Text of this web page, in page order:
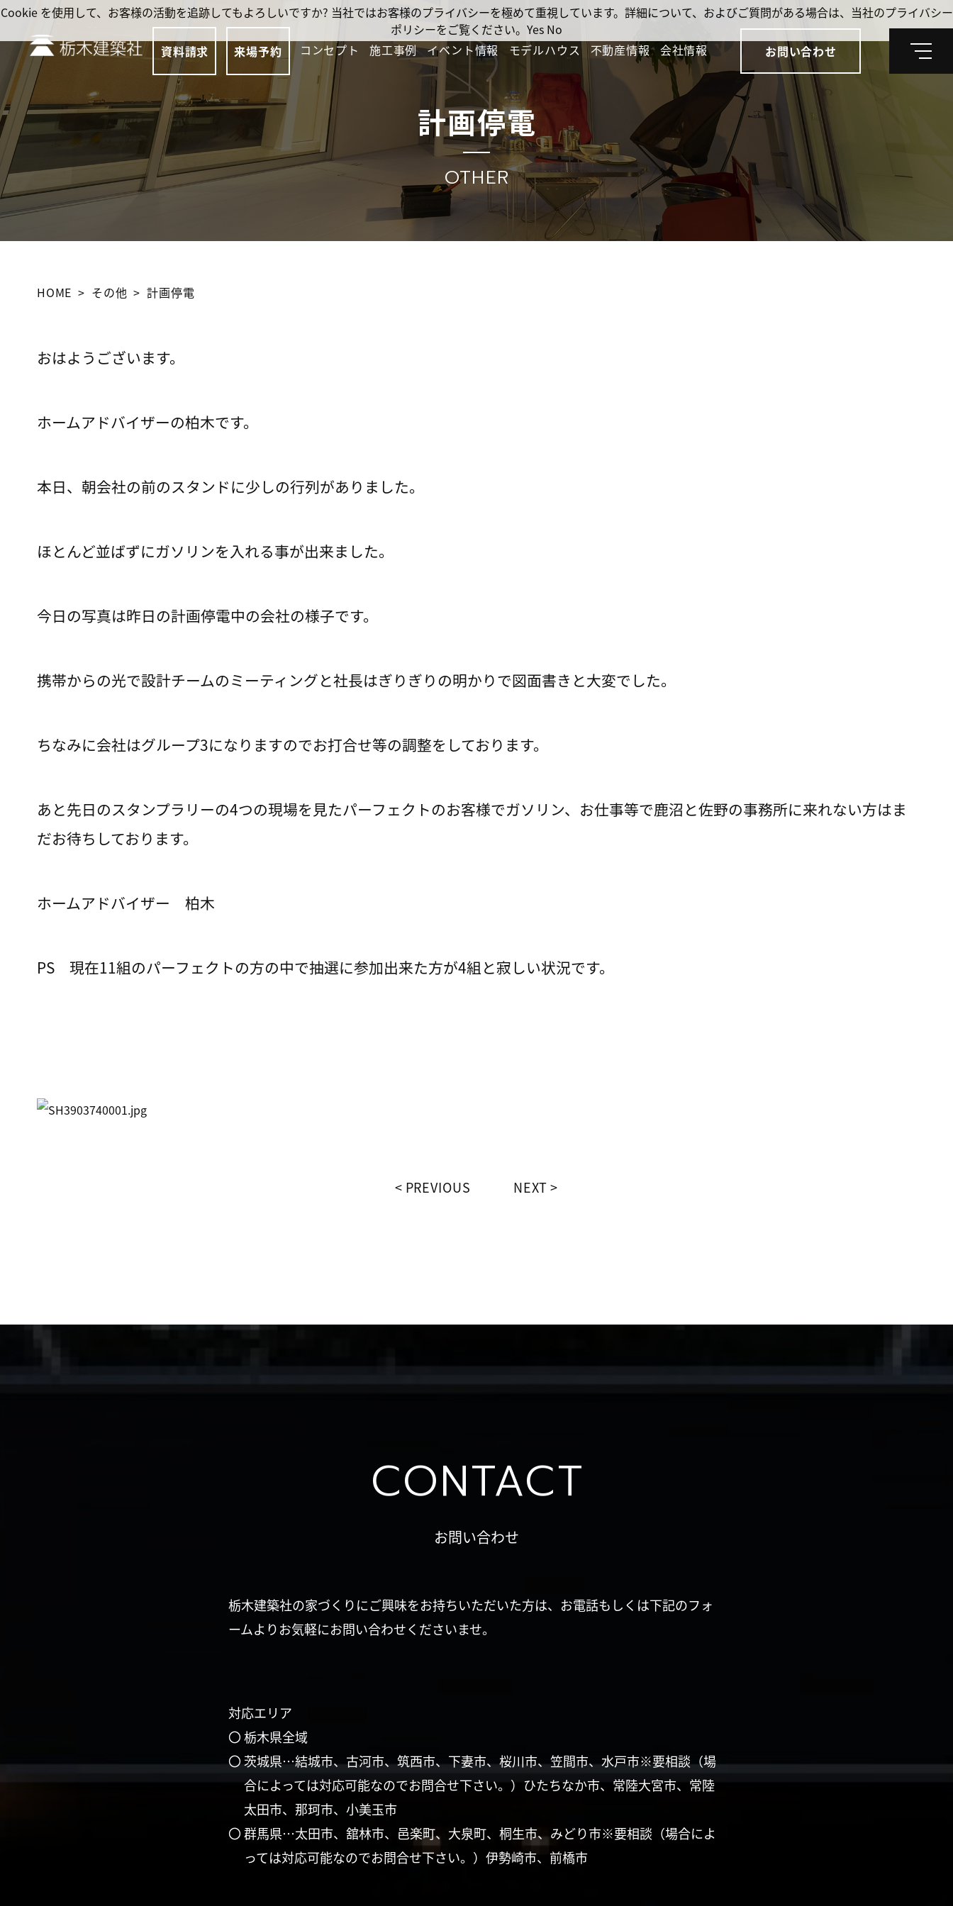
資料請求 来場予約 コンセプト 施工事例 イベント情報 モデルハウス 不動産情報 会社情報 お問い合わせ
メ
計画停電
OTHER
HOME その他 計画停電
おはようございます。
ホームアドバイザーの柏木です。
本日、朝会社の前のスタンドに少しの行列がありました。
ほとんど並ばずにガソリンを入れる事が出来ました。
今日の写真は昨日の計画停電中の会社の様子です。
携帯からの光で設計チームのミーティングと社長はぎりぎりの明かりで図面書きと大変でした。
ちなみに会社はグループ3になりますのでお打合せ等の調整をしております。
あと先日のスタンプラリーの4つの現場を見たパーフェクトのお客様でガソリン、お仕事等で鹿沼と佐野の事務所に来れない方はま
だお待ちしております。
ホームアドバイザー 柏木
PS 現在11組のパーフェクトの方の中で抽選に参加出来た方が4組と寂しい状況です。
PREVIOUS NEXT
CONTACT
お問い合わせ
栃木建築社の家づくりにご興味をお持ちいただいた方は、お電話もしくは下記のフォ
ームよりお気軽にお問い合わせくださいませ。
対応エリア
〇 栃木県全域
〇 茨城県…結城市、古河市、筑西市、下妻市、桜川市、笠間市、水戸市※要相談（場
合によっては対応可能なのでお問合せ下さい。）ひたちなか市、常陸大宮市、常陸
太田市、那珂市、小美玉市
〇 群馬県…太田市、舘林市、邑楽町、大泉町、桐生市、みどり市※要相談（場合によ
っては対応可能なのでお問合せ下さい。）伊勢崎市、前橋市
Cookie を使用して、お客様の活動を追跡してもよろしいですか? 当社ではお客様のプライバシーを極めて重視しています。詳細について、およびご質問がある場合は、当社のプライバシー
ポリシーをご覧ください。 Yes No